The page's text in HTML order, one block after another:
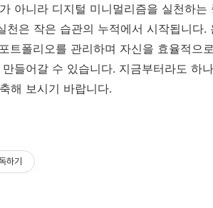
아니라 디지털 미니멀리즘을 실천하는
천은 작은 습관의 누적에서 시작됩니다.
트폴리오를 관리하며 자신을 효율적으
들어갈 수 있습니다. 지금부터라도 하
해 보시기 바랍니다.
하기